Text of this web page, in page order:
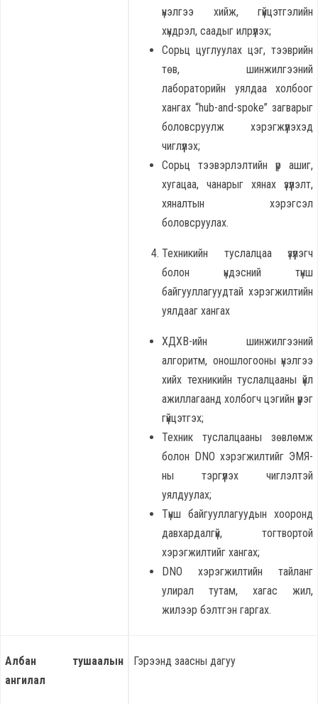
үнэлгээ хийж, гүйцэтгэлийн
хүндрэл, саадыг илрүүлэх;
Сорьц цуглуулах цэг, тээврийн
төв, шинжилгээний
лабораторийн уялдаа холбоог
хангах “hub-and-spoke” загварыг
боловсруулж хэрэгжүүлэхэд
чиглүүлэх;
Сорьц тээвэрлэлтийн үр ашиг,
хугацаа, чанарыг хянах үзүүлэлт,
хяналтын хэрэгсэл
боловсруулах.
Техникийн туслалцаа үзүүлэгч
болон үндэсний түнш
байгууллагуудтай хэрэгжилтийн
уялдааг хангах
ХДХВ-ийн шинжилгээний
алгоритм, оношлогооны үнэлгээ
хийх техникийн туслалцааны үйл
ажиллагаанд холбогч цэгийн үүрэг
гүйцэтгэх;
Техник туслалцааны зөвлөмж
болон DNO хэрэгжилтийг ЭМЯ-
ны тэргүүлэх чиглэлтэй
уялдуулах;
Түнш байгууллагуудын хооронд
давхардалгүй, тогтвортой
хэрэгжилтийг хангах;
DNO хэрэгжилтийн тайланг
улирал тутам, хагас жил,
жилээр бэлтгэн гаргах.
Албан тушаалын
ангилал
Гэрээнд заасны дагуу